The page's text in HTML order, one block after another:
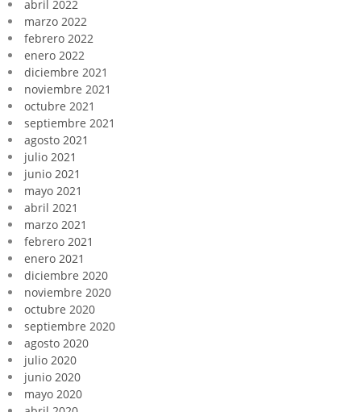
abril 2022
marzo 2022
febrero 2022
enero 2022
diciembre 2021
noviembre 2021
octubre 2021
septiembre 2021
agosto 2021
julio 2021
junio 2021
mayo 2021
abril 2021
marzo 2021
febrero 2021
enero 2021
diciembre 2020
noviembre 2020
octubre 2020
septiembre 2020
agosto 2020
julio 2020
junio 2020
mayo 2020